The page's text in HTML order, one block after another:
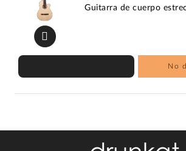
Guitarra de cuerpo
No